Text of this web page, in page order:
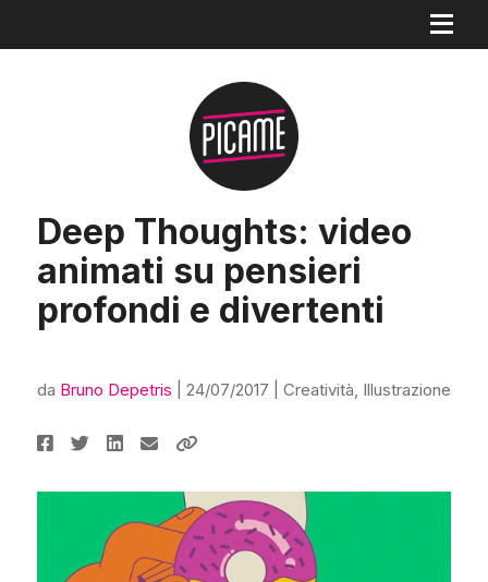
Deep Thoughts: video
animati su pensieri
profondi e divertenti
da Bruno Depetris 24/07/2017 Creatività, Illustrazione